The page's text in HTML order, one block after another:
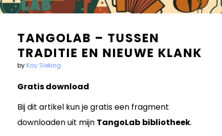
TANGOLAB – TUSSEN
TRADITIE EN NIEUWE KLANK
by Kay Sleking
Gratis download
Bij dit artikel kun je gratis een fragment
downloaden uit mijn TangoLab bibliotheek.